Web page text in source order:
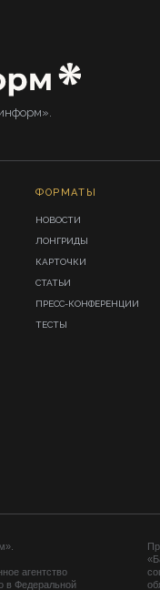
ФОРМАТЫ
НОВОСТИ
ЛОНГРИДЫ
КАРТОЧКИ
СТАТЬИ
ПРЕСС-КОНФЕРЕНЦИИ
ТЕСТЫ
агентство
в Федеральной